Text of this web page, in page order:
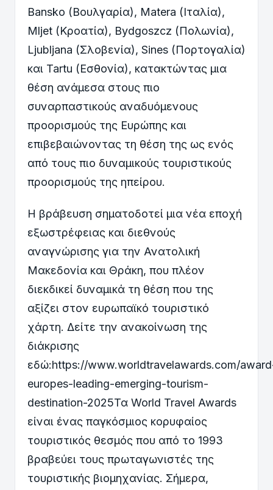
Bansko (Βουλγαρία), Matera (Ιταλία),
Mljet (Κροατία), Bydgoszcz (Πολωνία),
Ljubljana (Σλοβενία), Sines (Πορτογαλία)
και Tartu (Εσθονία), κατακτώντας μια
θέση ανάμεσα στους πιο
συναρπαστικούς αναδυόμενους
προορισμούς της Ευρώπης και
επιβεβαιώνοντας τη θέση της ως ενός
από τους πιο δυναμικούς τουριστικούς
προορισμούς της ηπείρου.
Η βράβευση σηματοδοτεί μια νέα εποχή
εξωστρέφειας και διεθνούς
αναγνώρισης για την Ανατολική
Μακεδονία και Θράκη, που πλέον
διεκδικεί δυναμικά τη θέση που της
αξίζει στον ευρωπαϊκό τουριστικό
χάρτη. Δείτε την ανακοίνωση της
διάκρισης
εδώ:https://www.worldtravelawards.com/
europes-leading-emerging-tourism-
destination-2025Τα World Travel Awards
είναι ένας παγκόσμιος κορυφαίος
τουριστικός θεσμός που από το 1993
βραβεύει τους πρωταγωνιστές της
τουριστικής βιομηχανίας. Σήμερα,